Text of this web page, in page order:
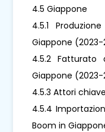
4.5 Giappone
4.5.1
Giappone (2023-
4.5.2 Fatturato
Giappone (2023-
4.5.3 Attori
4.5.4
Boom in